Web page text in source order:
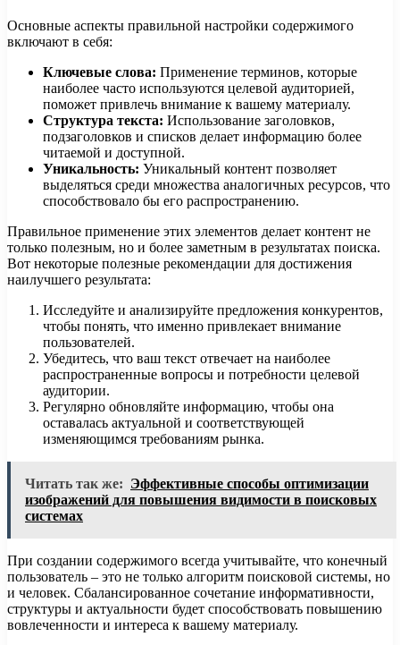
Основные аспекты правильной настройки содержимого
включают в себя:
Ключевые слова: Применение терминов, которые
наиболее часто используются целевой аудиторией,
поможет привлечь внимание к вашему материалу.
Структура текста: Использование заголовков,
подзаголовков и списков делает информацию более
читаемой и доступной.
Уникальность: Уникальный контент позволяет
выделяться среди множества аналогичных ресурсов, что
способствовало бы его распространению.
Правильное применение этих элементов делает контент не
только полезным, но и более заметным в результатах поиска.
Вот некоторые полезные рекомендации для достижения
наилучшего результата:
Исследуйте и анализируйте предложения конкурентов,
чтобы понять, что именно привлекает внимание
пользователей.
Убедитесь, что ваш текст отвечает на наиболее
распространенные вопросы и потребности целевой
аудитории.
Регулярно обновляйте информацию, чтобы она
оставалась актуальной и соответствующей
изменяющимся требованиям рынка.
Читать так же: Эффективные способы оптимизации
изображений для повышения видимости в поисковых
системах
При создании содержимого всегда учитывайте, что конечный
пользователь – это не только алгоритм поисковой системы, но
и человек. Сбалансированное сочетание информативности,
структуры и актуальности будет способствовать повышению
вовлеченности и интереса к вашему материалу.